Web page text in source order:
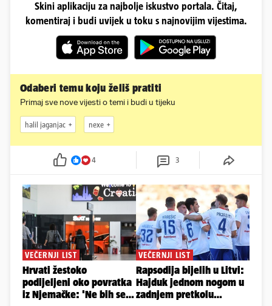
Skini aplikaciju za najbolje iskustvo portala. Čitaj,
komentiraj i budi uvijek u toku s najnovijim vijestima.
Odaberi temu koju želiš pratiti
Primaj sve nove vijesti o temi i budi u tijeku
halil jaganjac nexe
4 3